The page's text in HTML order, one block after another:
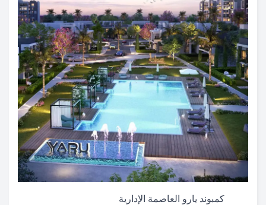
كمبوند يارو العاصمة الإدارية